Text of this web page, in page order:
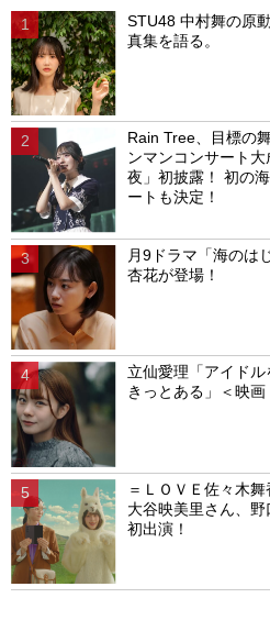
STU48 中村舞の原
真集を語る。
Rain Tree、目標の
ンマンコンサート
夜」初披露！ 初の
ートも決定！
月9ドラマ「海のは
杏花が登場！
立仙愛理「アイド
きっとある」＜映
＝ＬＯＶＥ佐々木
大谷映美里さん、
初出演！